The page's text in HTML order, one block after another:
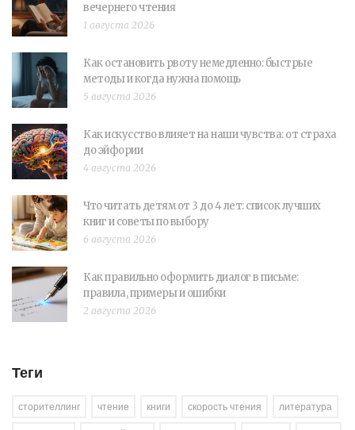
вечернего чтения
1 августа 2026
Как остановить рвоту немедленно: быстрые
методы и когда нужна помощь
5 августа 2026
Как искусство влияет на наши чувства: от страха
до эйфории
4 августа 2026
Что читать детям от 3 до 4 лет: список лучших
книг и советы по выбору
6 августа 2026
Как правильно оформить диалог в письме:
правила, примеры и ошибки
2 августа 2026
Теги
сторителлинг чтение книги скорость чтения
литература